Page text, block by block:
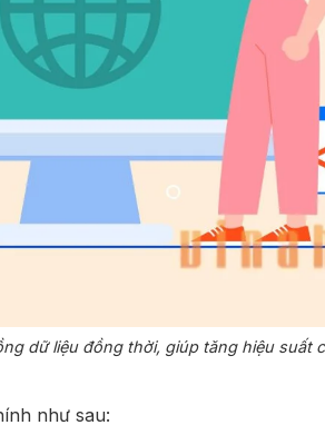
dữ liệu đồng thời, giúp tăng hiệu suất
như sau: